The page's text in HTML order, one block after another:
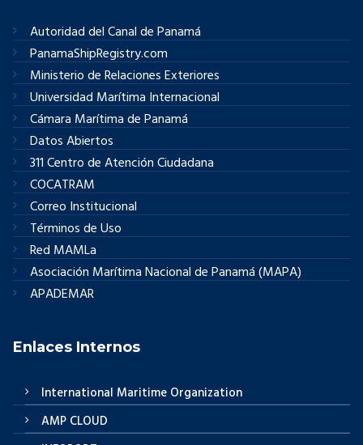
Autoridad del Canal de Panamá
PanamaShipRegistry.com
Ministerio de Relaciones Exteriores
Universidad Marítima Internacional
Cámara Marítima de Panamá
Datos Abiertos
311 Centro de Atención Ciudadana
COCATRAM
Correo Institucional
Términos de Uso
Red MAMLa
Asociación Marítima Nacional de Panamá (MAPA)
APADEMAR
Enlaces Internos
International Maritime Organization
AMP CLOUD